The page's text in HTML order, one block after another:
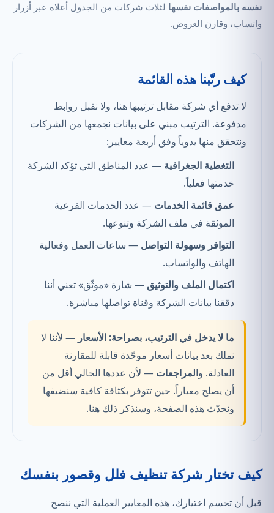
نفسه بالمواصفات نفسها لثلاث شركات من الجدول أعلاه عبر أزرار
واتساب، وقارن العروض.
كيف رتّبنا هذه القائمة
لا تدفع أي شركة مقابل ترتيبها هنا، ولا نقبل روابط
مدفوعة. الترتيب مبني على بيانات نجمعها من الشركات
ونتحقق منها يدوياً وفق أربعة معايير:
التغطية الجغرافية — عدد المناطق التي تؤكد الشركة
خدمتها فعلياً.
عمق قائمة الخدمات — عدد الخدمات الفرعية
الموثقة في ملف الشركة وتنوعها.
التوافر وسهولة التواصل — ساعات العمل وفعالية
الهاتف والواتساب.
اكتمال الملف والتوثيق — شارة «موثّق» تعني أننا
دققنا بيانات الشركة وقناة تواصلها مباشرة.
ما لا يدخل في الترتيب، بصراحة: الأسعار — لأننا لا
نملك بعد بيانات أسعار موحّدة قابلة للمقارنة
العادلة. والمراجعات — لأن عددها الحالي أقل من
أن يصلح معياراً. حين تتوفر بكثافة كافية سنضيفها
ونحدّث هذه الصفحة، وسنذكر ذلك هنا.
كيف تختار شركة تنظيف فلل وقصور بنفسك
قبل أن تحسم اختيارك، هذه المعايير العملية التي ننصح